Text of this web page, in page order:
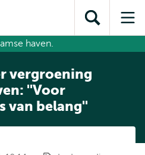
inhoud
gaan
gaan
Direct naar
subnavigatieToon
zoekveld
vergroening
''Voor
van belang''